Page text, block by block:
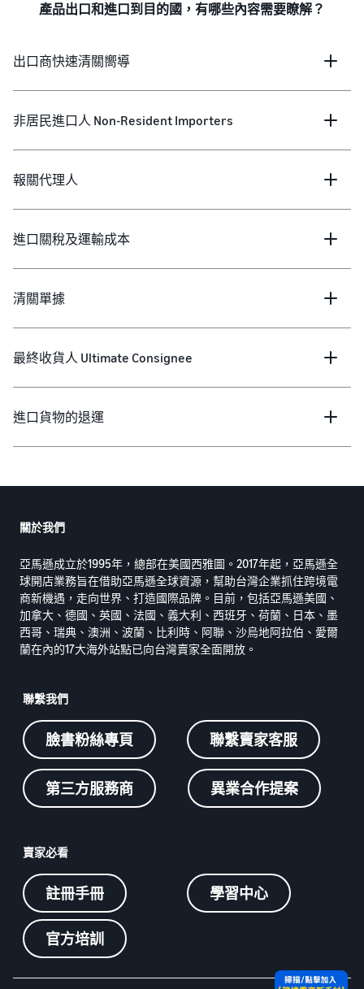
產品出口和進口到目的國，有哪些內容需要瞭解？
出口商快速清關嚮導
非居民進口人 Non-Resident Importers
報關代理人
進口關稅及運輸成本
清關單據
最終收貨人 Ultimate Consignee
進口貨物的退運
關於我們
亞馬遜成立於1995年，總部在美國西雅圖。2017年起，亞馬遜全
球開店業務旨在借助亞馬遜全球資源，幫助台灣企業抓住跨境電
商新機遇，走向世界、打造國際品牌。目前，包括亞馬遜美國、
加拿大、德國、英國、法國、義大利、西班牙、荷蘭、日本、墨
西哥、瑞典、澳洲、波蘭、比利時、阿聯、沙烏地阿拉伯、愛爾
蘭在內的17大海外站點已向台灣賣家全面開放。
聯繫我們
臉書粉絲專頁 聯繫賣家客服
第三方服務商 異業合作提案
賣家必看
註冊手冊 學習中心
官方培訓